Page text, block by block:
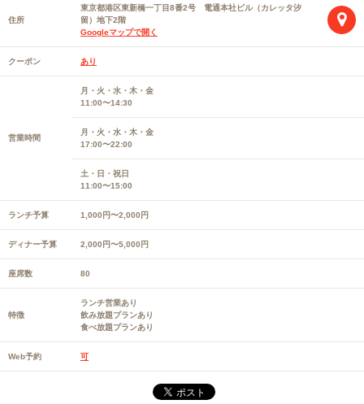
住所
東京都港区東新橋一丁目8番2号 電通本社ビル（カレッタ汐
留）地下2階
Googleマップで開く
クーポン あり
営業時間
月・火・水・木・金
11:00〜14:30
月・火・水・木・金
17:00〜22:00
土・日・祝日
11:00〜15:00
ランチ予算 1,000円〜2,000円
ディナー予算 2,000円〜5,000円
座席数 80
特徴
ランチ営業あり
飲み放題プランあり
食べ放題プランあり
Web予約 可